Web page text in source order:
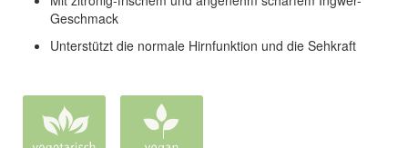
Geschmack
Unterstützt die normale Hirnfunktion und die Sehkraft